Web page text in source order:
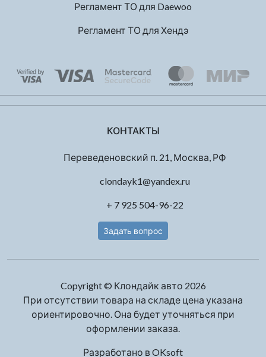
Регламент ТО для Daewoo
Регламент ТО для Хендэ
КОНТАКТЫ
Переведеновский п. 21, Москва, РФ
clondayk1@yandex.ru
+ 7 925 504-96-22
Задать вопрос
Copyright © Клондайк авто 2026
При отсутствии товара на складе цена указана
ориентировочно. Она будет уточняться при
оформлении заказа.
Разработано в OKsoft